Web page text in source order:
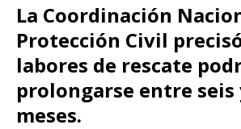
La Coordinación
Protección Civil
labores de rescate
prolongarse entre seis
meses.